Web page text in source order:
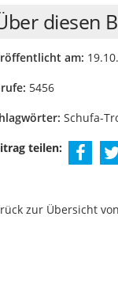
diesen
am:
5456
Schufa-
teilen:
zur Übersicht von